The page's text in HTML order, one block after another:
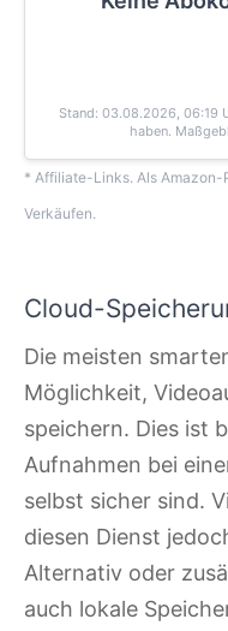
Stand: 03.08.2026, 06:19
haben.
* Affiliate-Links. Als
Verkäufen.
Cloud-
Die meisten
Möglichkeit,
speichern. Dies ist
Aufnahmen bei
selbst sicher sind.
diesen Dienst
Alternativ oder
auch lokale